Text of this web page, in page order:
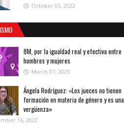
October 03, 2022
8M, por la igualdad real y efectiva entre
hombres y mujeres
March 07, 2023
Ángela Rodríguez: «Los jueces no tienen
formación en materia de género y es una
vergüenza»
16, 2022